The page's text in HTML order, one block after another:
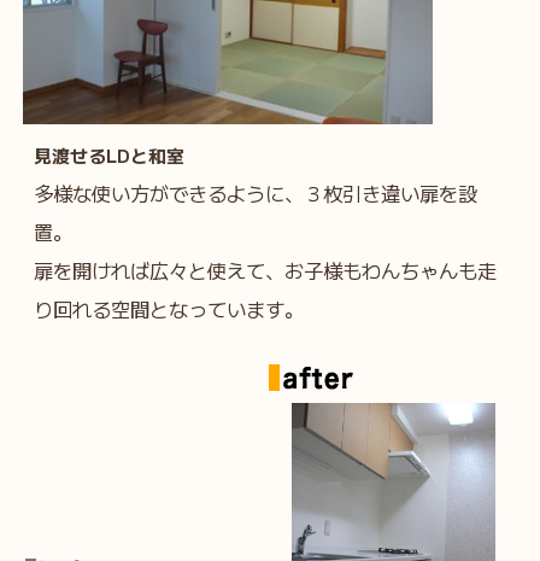
見渡せるLDと和室
多様な使い方ができるように、３枚引き違い扉を設
置。
扉を開ければ広々と使えて、お子様もわんちゃんも走
り回れる空間となっています。